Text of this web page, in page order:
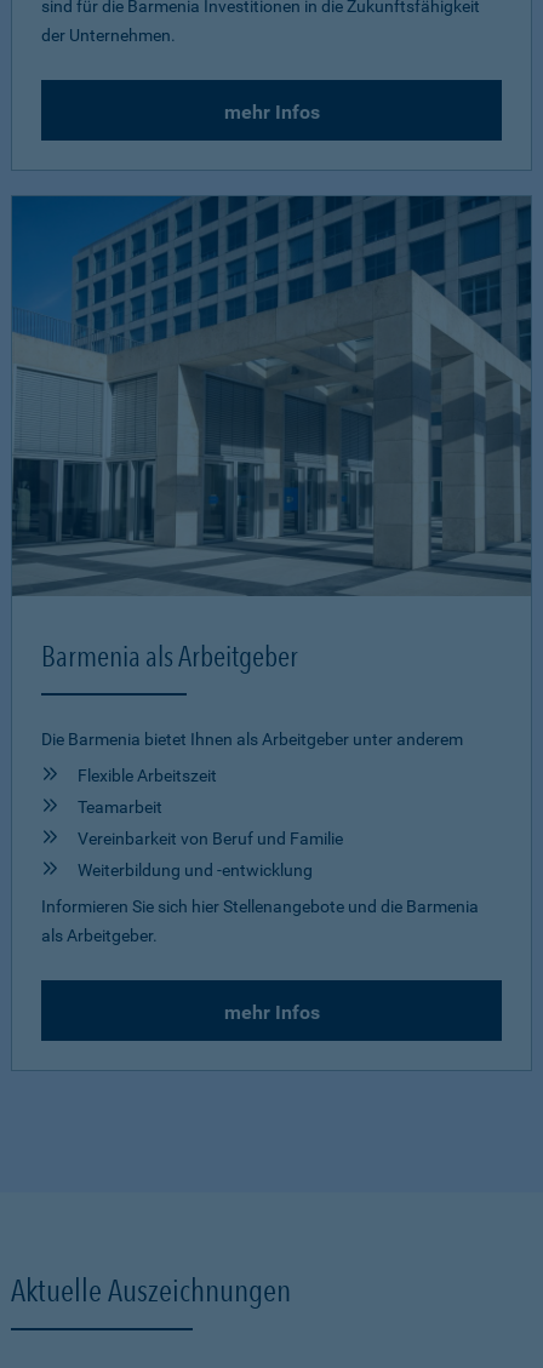
sind für die Barmenia Investitionen in die Zukunftsfähigkeit
der Unternehmen.
mehr Infos
Barmenia als Arbeitgeber
Die Barmenia bietet Ihnen als Arbeitgeber unter anderem
Flexible Arbeitszeit
Teamarbeit
Vereinbarkeit von Beruf und Familie
Weiterbildung und -entwicklung
Informieren Sie sich hier Stellenangebote und die Barmenia
als Arbeitgeber.
mehr Infos
Aktuelle Auszeichnungen